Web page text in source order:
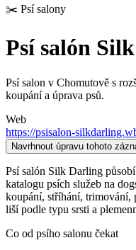
✂️ Psí salony
Psí salón
Psí salon v Chomutově s
koupání a úprava psů.
Web
https://psisalon-
Navrhnout úpravu tohoto
Psí salón Silk Darling
katalogu psích služeb na
koupání, stříhání, trimování,
liší podle typu srsti a
Co od psího salonu čekat